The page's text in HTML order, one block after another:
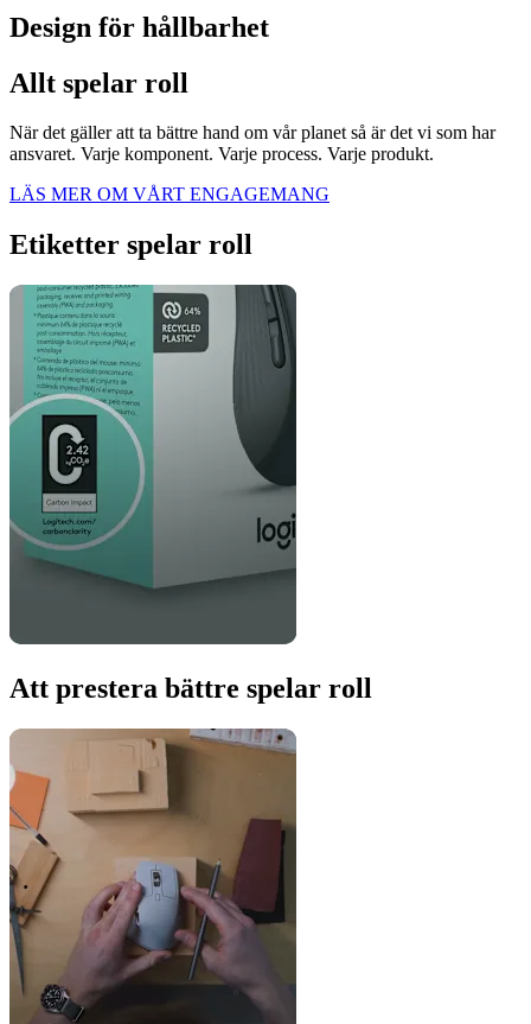
Design för hållbarhet
Allt spelar roll
När det gäller att ta bättre hand om vår planet så är det vi som har
ansvaret. Varje komponent. Varje process. Varje produkt.
LÄS MER OM VÅRT ENGAGEMANG
Etiketter spelar roll
Att prestera bättre spelar roll